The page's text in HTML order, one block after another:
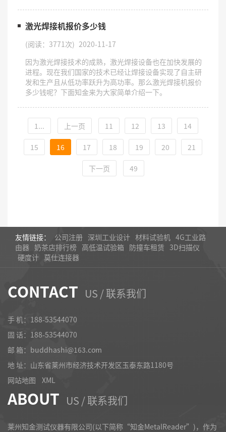
激光焊接机报价多少钱
(阅读：3771次) 2020-11-17
​因为激光焊接技术的成熟，激光焊接设备也在加快发展的
进程。现在我们国家的技术已经让焊接设备实现了自主研
发和生产且从低功率跃升为高功率。那么激光焊接机报价
多少钱呢？下面知金来为大家简单介绍一下。
1... 上一页 11 12 13 14
15 16 17 18 19 20 21
下一页 49
友情链接： 公司注册 深圳工业设计 材料试验机 4G工业路
由器 奶茶店排行榜 高低温试验箱 防撞车租赁 3D扫描仪
硬度计 莫仕连接器
CONTACT US / 联系我们
手 机：188-53544070
固 话： 188-53544070
邮 箱：buddhashi@163.com
地 址：山东省莱州市经济技术开发区玉泰东路1180号
网站地图
XML
ABOUT US / 联系我们
莱州知金测试仪器有限公司(以下简称“知金MetalReader”)，作为